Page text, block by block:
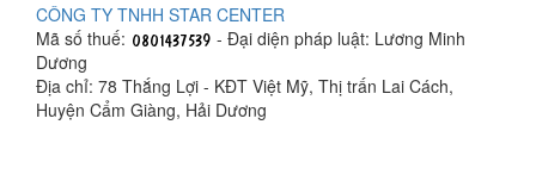
CÔNG TY TNHH STAR CENTER
Mã số thuế:
- Đại diện pháp luật: Lương Minh
Dương
Địa chỉ: 78 Thắng Lợi - KĐT Việt Mỹ, Thị trấn Lai Cách,
Huyện Cẩm Giàng, Hải Dương